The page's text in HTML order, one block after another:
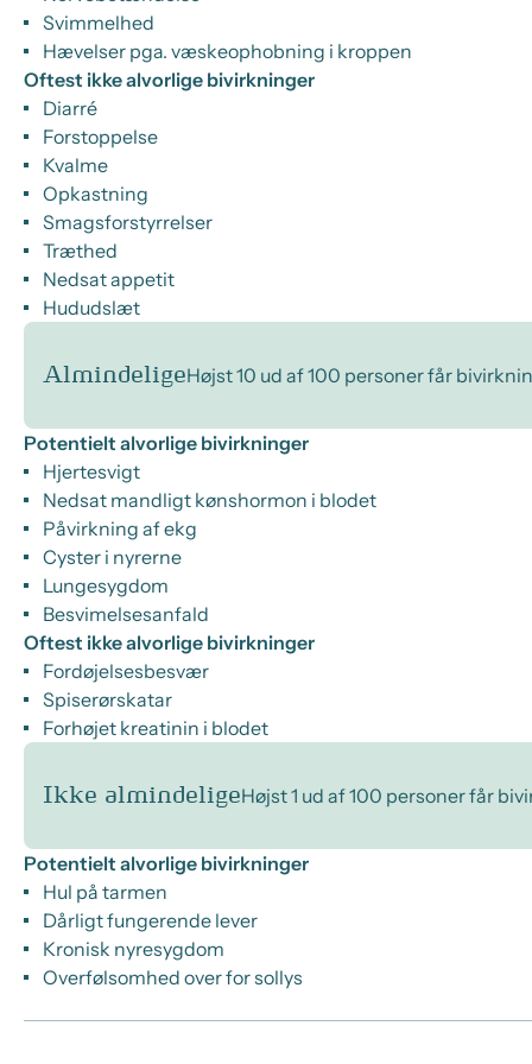
Svimmelhed
Hævelser pga. væskeophobning i kroppen
Oftest ikke alvorlige bivirkninger
Diarré
Forstoppelse
Kvalme
Opkastning
Smagsforstyrrelser
Træthed
Nedsat appetit
Hududslæt
AlmindeligeHøjst 10 ud af 100 personer får
Potentielt alvorlige bivirkninger
Hjertesvigt
Nedsat mandligt kønshormon i blodet
Påvirkning af ekg
Cyster i nyrerne
Lungesygdom
Besvimelsesanfald
Oftest ikke alvorlige bivirkninger
Fordøjelsesbesvær
Spiserørskatar
Forhøjet kreatinin i blodet
Ikke almindeligeHøjst 1 ud af 100 personer får
Potentielt alvorlige bivirkninger
Hul på tarmen
Dårligt fungerende lever
Kronisk nyresygdom
Overfølsomhed over for sollys